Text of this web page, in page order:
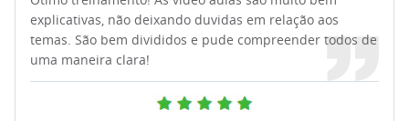
explicativas, não deixando duvidas em relação aos
temas. São bem divididos e pude compreender todos de
uma maneira clara!